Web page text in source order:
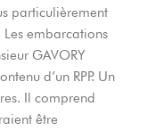
particulièrement
embarcations
GAVORY
d’un RPP. Un
Il comprend
être